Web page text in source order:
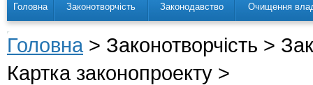
Головна Законотворчість Законодавство Очищення
Головна > Законотворчість >
Картка законопроекту >